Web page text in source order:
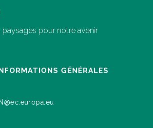
pour notre avenir
GÉNÉRALES